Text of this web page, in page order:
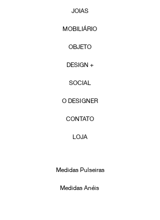
JOIAS
MOBILIÁRIO
OBJETO
DESIGN +
SOCIAL
O DESIGNER
CONTATO
LOJA
Medidas Pulseiras
Medidas Anéis